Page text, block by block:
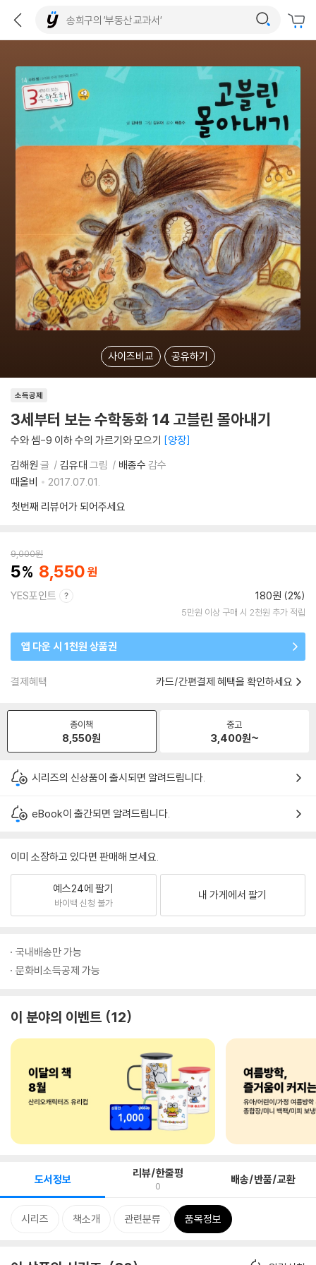
사이즈비교 공유하기
소득공제
3세부터 보는 수학동화 14 고블린 몰아내기
수와 셈-9 이하 수의 가르기와 모으기
양장
김해원 글 김유대 그림 배종수 감수
때올비
2017.07.01.
첫번째 리뷰어가 되어주세요
9,000원
5 8,550
YES포인트 180원 (2%)
5만원 이상 구매 시 2천원 추가 적립
앱 다운 시 1천원 상품권
결제혜택 카드/간편결제 혜택을 확인하세요
종이책
8,550원
중고
3,400원~
시리즈의 신상품이 출시되면 알려드립니다.
eBook이 출간되면 알려드립니다.
이미 소장하고 있다면 판매해 보세요.
예스24에 팔기
바이백 신청 불가
내 가게에서 팔기
국내배송만 가능
문화비소득공제 가능
이 분야의 이벤트 12
도서정보 리뷰/한줄평
0 배송/반품/교환
시리즈 책소개 관련분류 품목정보